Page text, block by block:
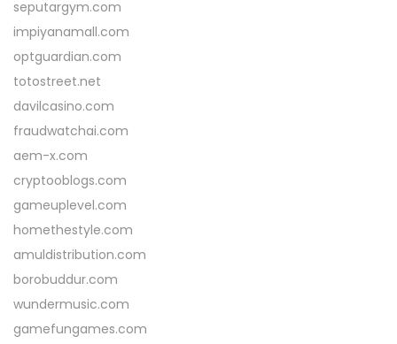
seputargym.com
impiyanamall.com
optguardian.com
totostreet.net
davilcasino.com
fraudwatchai.com
aem-x.com
cryptooblogs.com
gameuplevel.com
homethestyle.com
amuldistribution.com
borobuddur.com
wundermusic.com
gamefungames.com